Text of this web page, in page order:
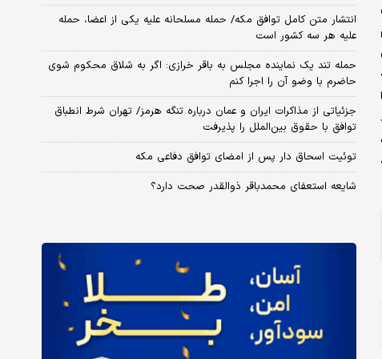
انتشار متن کامل توافق مکه/ حمله مسلحانه علیه یکی از اعضا، حمله
علیه هر سه کشور است
حمله تند یک نماینده مجلس به باقر خرازی: اگر به شلاق محکوم شوی
حاضرم با وضو آن را اجرا کنم
جزئیاتی از مذاکرات ایران و عمان درباره تنگه هرمز/ تهران شرط انطباق
توافق با حقوق بین‌الملل را پذیرفت
توئیت اسحاق دار پس از امضای توافق دفاعی مکه
شایعه استعفای محمدباقر ذوالقدر صحت دارد؟